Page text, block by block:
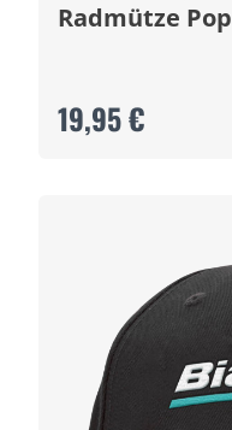
Radmütze Pop
19,95 €